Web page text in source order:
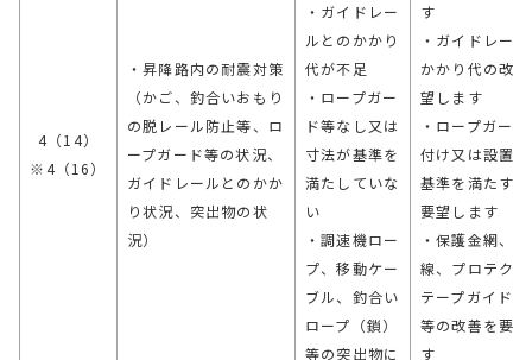
4（14）
※4（16）
・昇降路内の耐震対策
（かご、釣合いおもり
の脱レール防止等、ロ
ープガード等の状況、
ガイドレールとのかか
り状況、突出物の状
況）
・ガイドレー
ルとのかかり
代が不足
・ロープガー
ド等なし又は
寸法が基準を
満たしていな
い
・調速機ロー
プ、移動ケー
ブル、釣合い
ロープ（鎖）
等の突出物に
す
・ガイドレー
かかり代の改
望します
・ロープガー
付け又は設置
基準を満たす
要望します
・保護金網、
線、プロテク
テープガイド
等の改善を要
す